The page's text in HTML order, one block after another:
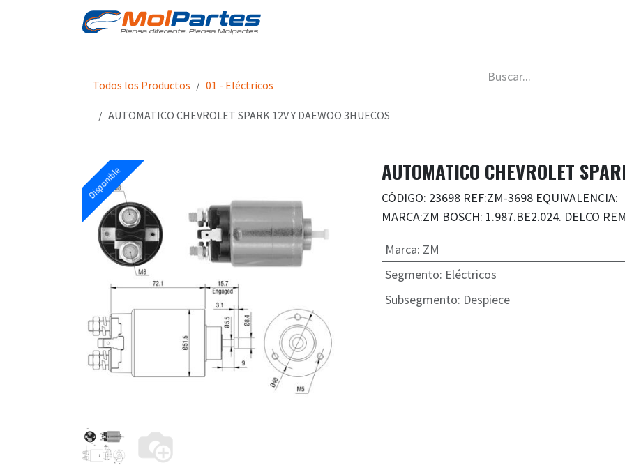
Todos los Productos 01 - Eléctricos
AUTOMATICO CHEVROLET SPARK 12V Y DAEWOO 3HUECOS
Disponible
Disponible AUTOMATICO CHEVROLET
CÓDIGO: 23698 REF:ZM-3698 EQUIVALENCIA:
MARCA:ZM BOSCH: 1.987.BE2.024. DELCO
Marca: ZM
Segmento: Eléctricos
Subsegmento: Despiece